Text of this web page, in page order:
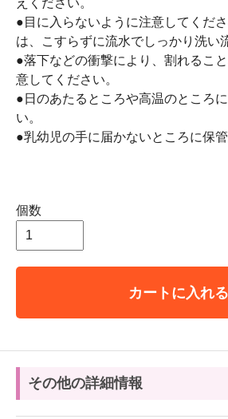
えください。
●目に入らないように注意してくだ
は、こすらずに流水でしっかり洗い
●落下などの衝撃により、割れるこ
意してください。
●日のあたるところや高温のところ
い。
●乳幼児の手に届かないところに保管
個数
カートに入れる
その他の詳細情報